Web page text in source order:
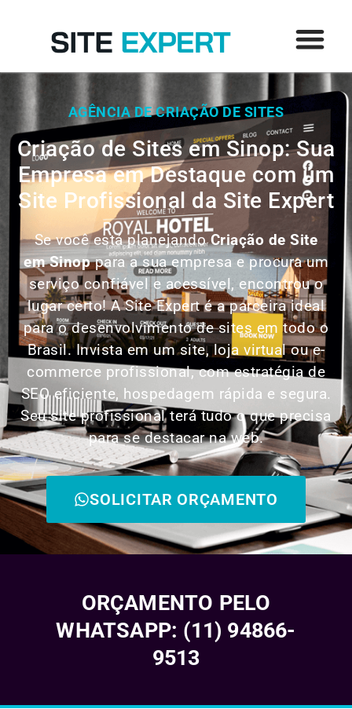
AGÊNCIA DE CRIAÇÃO DE SITES
Criação de Sites em Sinop: Sua
Empresa em Destaque com um
Site Profissional da Site Expert
Se você está planejandoCriação de Site
emSinoppara a sua empresa e procura um
serviço confiável e acessível, encontrou o
lugar certo! A Site Expert é a parceira ideal
para o desenvolvimento de sites em todo o
Brasil. Invista em um site, loja virtual ou e-
commerce profissional, com estratégia de
SEO eficiente, hospedagem rápida e segura.
Seu site profissional terá tudo o que precisa
para se destacar na web.
SOLICITAR ORÇAMENTO
ORÇAMENTO PELO
WHATSAPP: (11) 94866-
9513